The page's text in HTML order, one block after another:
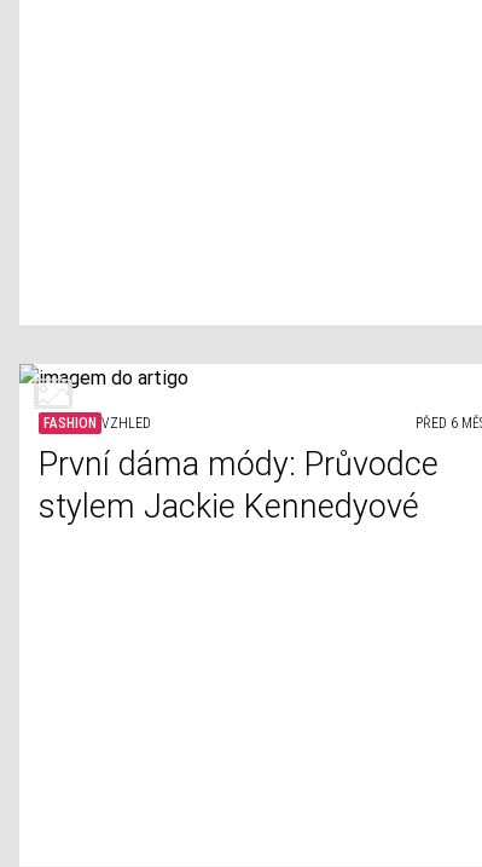
FASHION VZHLED PŘED 6
První dáma módy: Průvodce
stylem Jackie Kennedyové